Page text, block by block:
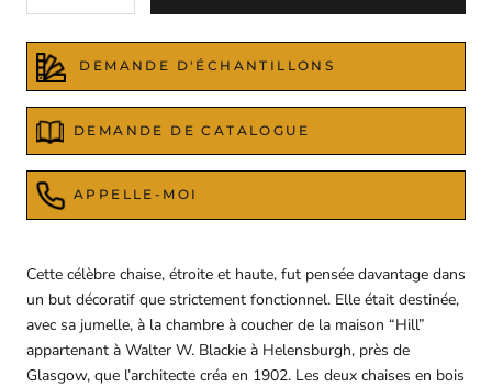
DEMANDE D'ÉCHANTILLONS
DEMANDE DE CATALOGUE
APPELLE-MOI
Cette célèbre chaise, étroite et haute, fut pensée davantage dans
un but décoratif que strictement fonctionnel. Elle était destinée,
avec sa jumelle, à la chambre à coucher de la maison “Hill”
appartenant à Walter W. Blackie à Helensburgh, près de
Glasgow, que l’architecte créa en 1902. Les deux chaises en bois